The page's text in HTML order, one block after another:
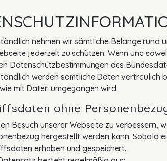
nehmen wir sämtliche Belange rund
jederzeit zu schützen. Wenn und
Datenschutzbestimmungen des
werden sämtliche Daten vertraulich
mit Daten umgegangen wird.
ohne
Besuch unserer Webseite zu
hergestellt werden kann. Sobald
erhoben und gespeichert.